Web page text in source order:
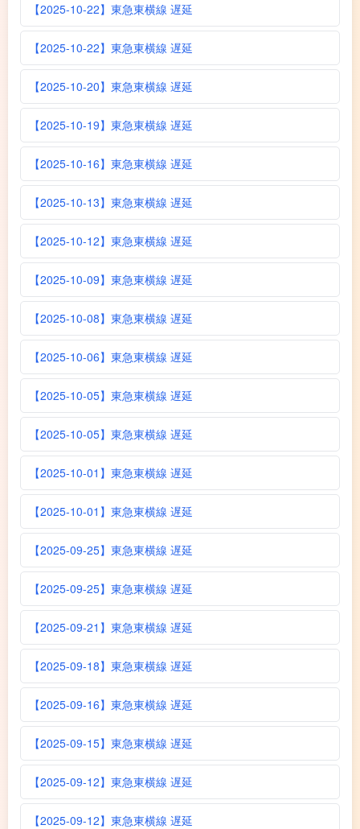
【2025-10-22】東急東横線 遅延
【2025-10-22】東急東横線 遅延
【2025-10-20】東急東横線 遅延
【2025-10-19】東急東横線 遅延
【2025-10-16】東急東横線 遅延
【2025-10-13】東急東横線 遅延
【2025-10-12】東急東横線 遅延
【2025-10-09】東急東横線 遅延
【2025-10-08】東急東横線 遅延
【2025-10-06】東急東横線 遅延
【2025-10-05】東急東横線 遅延
【2025-10-05】東急東横線 遅延
【2025-10-01】東急東横線 遅延
【2025-10-01】東急東横線 遅延
【2025-09-25】東急東横線 遅延
【2025-09-25】東急東横線 遅延
【2025-09-21】東急東横線 遅延
【2025-09-18】東急東横線 遅延
【2025-09-16】東急東横線 遅延
【2025-09-15】東急東横線 遅延
【2025-09-12】東急東横線 遅延
【2025-09-12】東急東横線 遅延